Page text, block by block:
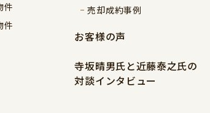
件
件
売却成約事例
お客様の声
寺坂晴男氏と近藤泰之氏の
対談インタビュー